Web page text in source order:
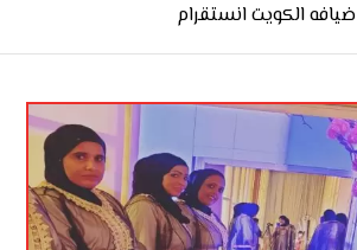
ضيافه الكويت انستقرام